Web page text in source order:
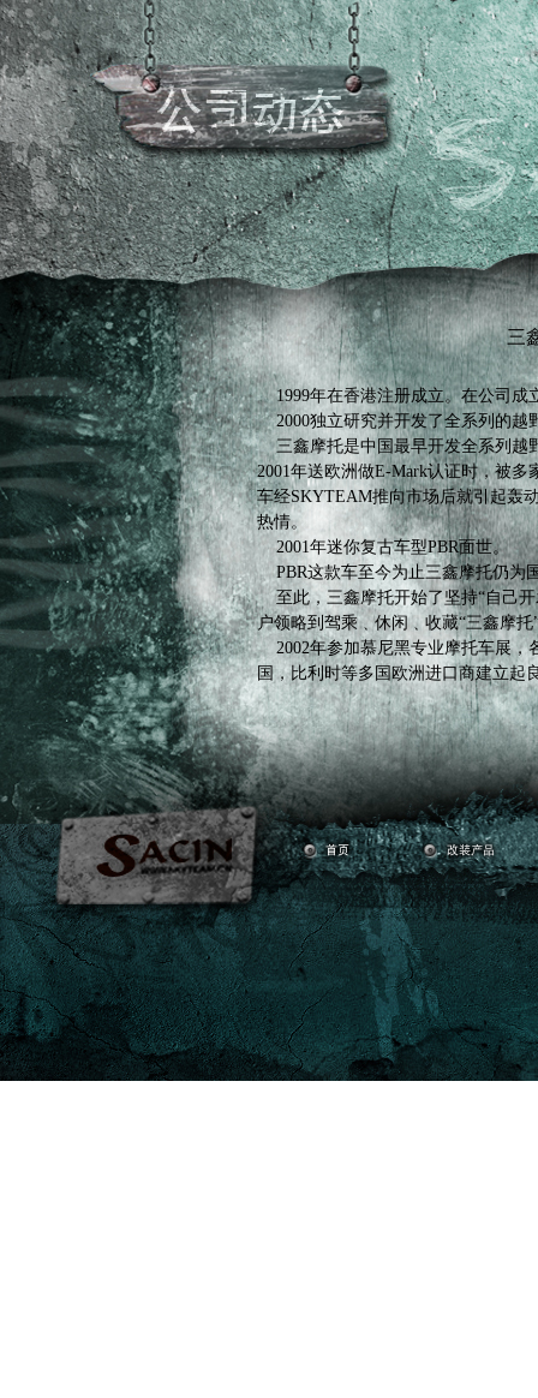
三
1999年在香港注册成立。在公司成
2000独立研究并开发了全系列的越
三鑫摩托是中国最早开发全系列越野
2001年送欧洲做E-Mark认证时，被
车经SKYTEAM推向市场后就引起轰
热情。
2001年迷你复古车型PBR面世。
PBR这款车至今为止三鑫摩托仍为
至此，三鑫摩托开始了坚持“自己开
户领略到驾乘﹑休闲﹑收藏“三鑫摩托
2002年参加慕尼黑专业摩托车展，
国，比利时等多国欧洲进口商建立起